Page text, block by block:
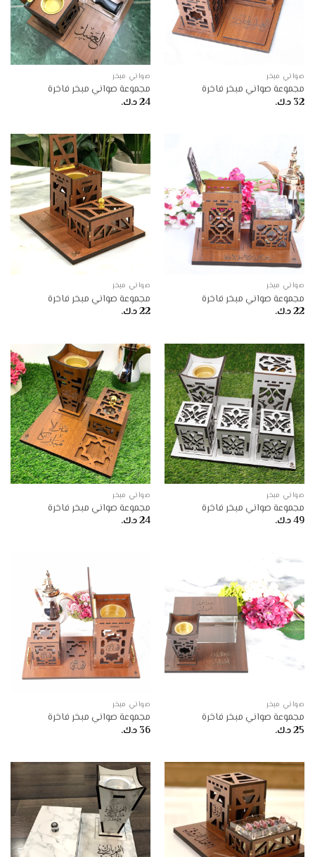
صواني مبخر
مجموعة صواني مبخر فاخرة
32د.ك.
صواني مبخر
مجموعة صواني مبخر فاخرة
24د.ك.
صواني مبخر
مجموعة صواني مبخر فاخرة
22د.ك.
صواني مبخر
مجموعة صواني مبخر فاخرة
22د.ك.
صواني مبخر
مجموعة صواني مبخر فاخرة
49د.ك.
صواني مبخر
مجموعة صواني مبخر فاخرة
24د.ك.
صواني مبخر
مجموعة صواني مبخر فاخرة
25د.ك.
صواني مبخر
مجموعة صواني مبخر فاخرة
36د.ك.